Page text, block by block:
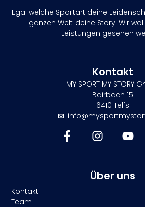
Egal welche Sportart deine
ganzen Welt deine Story. Wir
Leistungen gesehen
Kontakt
MY SPORT MY STORY
Bairbach 15
6410 Telfs
Über uns
Kontakt
Team